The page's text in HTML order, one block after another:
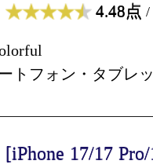
4.48点 /
トフォン・タブレ
[iPhone 17/17